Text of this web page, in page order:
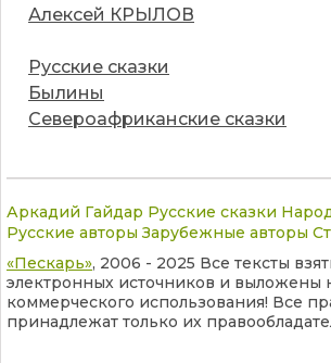
Алексей КРЫЛОВ
Русские сказки
Былины
Североафриканские сказки
Аркадий Гайдар Русские сказки
Русские авторы Зарубежные авторы
«Пескарь», 2006 - 2025 Все тексты
электронных источников и выложены
коммерческого использования! Все
принадлежат только их